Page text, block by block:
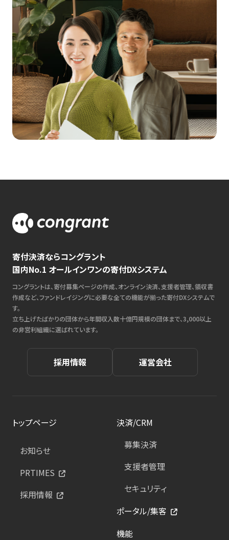
寄付決済ならコングラント
国内No.1 オールインワンの寄付DXシステム
コングラントは、寄付募集ページの作成、オンライン決済、支援者管理、領収書
作成など、ファンドレイジングに必要な全ての機能が揃った寄付DXシステムで
す。
立ち上げたばかりの団体から年間収入数十億円規模の団体まで、3,000以上
の非営利組織に選ばれています。
採用情報 運営会社
トップページ
お知らせ
PRTIMES
採用情報
決済/CRM
募集決済
支援者管理
セキュリティ
ポータル/集客
機能